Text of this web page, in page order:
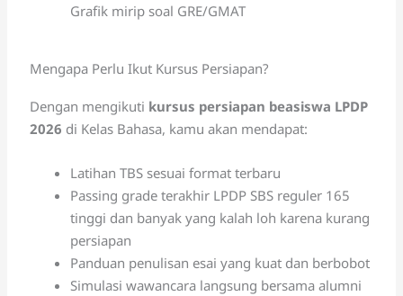
Grafik mirip soal GRE/GMAT
Mengapa Perlu Ikut Kursus Persiapan?
Dengan mengikuti kursus persiapan beasiswa LPDP
2026 di Kelas Bahasa, kamu akan mendapat:
Latihan TBS sesuai format terbaru
Passing grade terakhir LPDP SBS reguler 165
tinggi dan banyak yang kalah loh karena kurang
persiapan
Panduan penulisan esai yang kuat dan berbobot
Simulasi wawancara langsung bersama alumni